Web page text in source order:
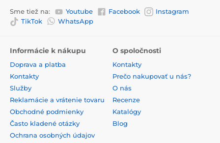
Sme tiež na: Youtube Facebook
Instagram
TikTok
WhatsApp
Informácie k nákupu
Doprava a platba
Kontakty
Služby
Reklamácie a vrátenie tovaru
Obchodné podmienky
Často kladené otázky
Ochrana osobných údajov
O spoločnosti
Kontakty
Prečo nakupovať u nás?
O nás
Recenze
Katalógy
Blog